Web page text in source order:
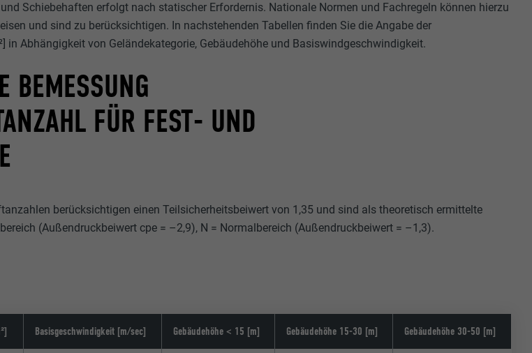
Schiebehaften erfolgt nach statischer Erfordernis. Nationale Normen und Fachregeln können hierzu
und sind zu berücksichtigen. In nachstehenden Tabellen finden Sie die Angabe der
in Abhängigkeit von Geländekategorie, Gebäudehöhe und Basiswindgeschwindigkeit.
BEMESSUNG
FÜR FEST- UND
berücksichtigen einen Teilsicherheitsbeiwert von 1,35 und sind als theoretisch ermittelte
(Außendruckbeiwert cpe = –2,9), N = Normalbereich (Außendruckbeiwert = –1,3).
Basisgeschwindigkeit [m/sec] Gebäudehöhe < 15 [m] Gebäudehöhe 15-30 [m] Gebäudehöhe 30-50 [m]